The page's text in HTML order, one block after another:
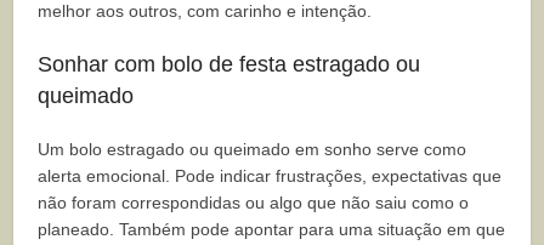
melhor aos outros, com carinho e intenção.
Sonhar com bolo de festa estragado ou
queimado
Um bolo estragado ou queimado em sonho serve como
alerta emocional. Pode indicar frustrações, expectativas que
não foram correspondidas ou algo que não saiu como o
planeado. Também pode apontar para uma situação em que